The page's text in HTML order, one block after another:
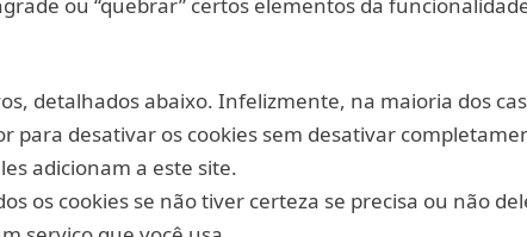
detalhados abaixo. Infelizmente, na maioria dos
para desativar os cookies sem desativar
adicionam a este site.
os cookies se não tiver certeza se precisa ou não